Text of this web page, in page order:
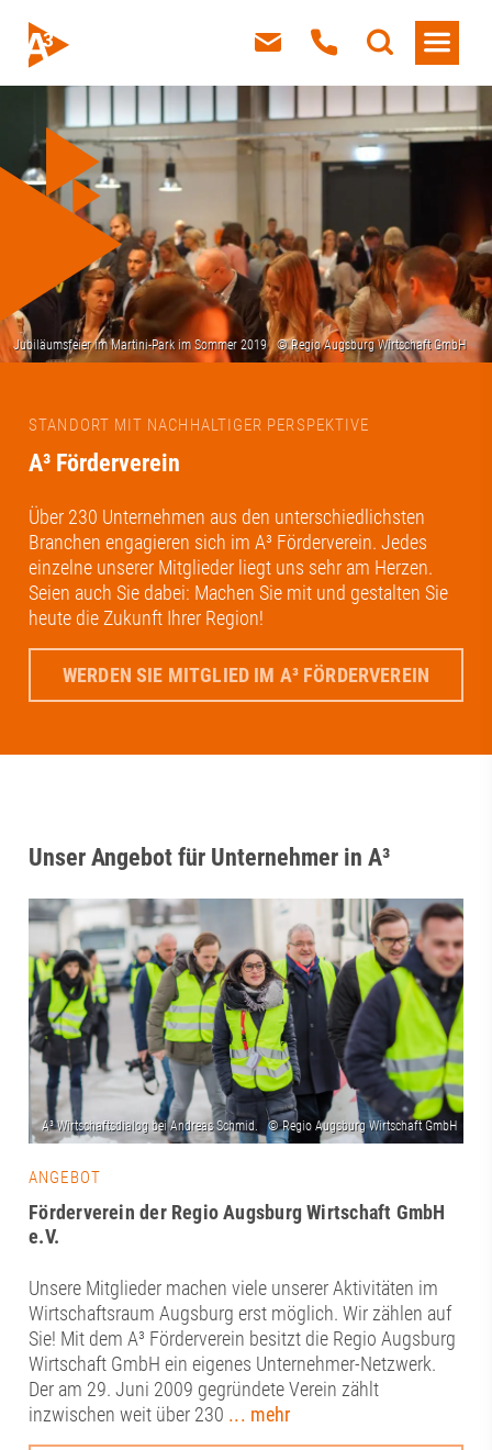
STANDORT MIT NACHHALTIGER PERSPEKTIVE
A³ Förderverein
Über 230 Unternehmen aus den unterschiedlichsten
Branchen engagieren sich im A³ Förderverein. Jedes
einzelne unserer Mitglieder liegt uns sehr am Herzen.
Seien auch Sie dabei: Machen Sie mit und gestalten Sie
heute die Zukunft Ihrer Region!
WERDEN SIE MITGLIED IM A³ FÖRDERVEREIN
Unser Angebot für Unternehmer in A³
ANGEBOT
Förderverein der Regio Augsburg Wirtschaft GmbH
e.V.
Unsere Mitglieder machen viele unserer Aktivitäten im
Wirtschaftsraum Augsburg erst möglich. Wir zählen auf
Sie! Mit dem A³ Förderverein besitzt die Regio Augsburg
Wirtschaft GmbH ein eigenes Unternehmer-Netzwerk.
Der am 29. Juni 2009 gegründete Verein zählt
inzwischen weit über 230 ... mehr